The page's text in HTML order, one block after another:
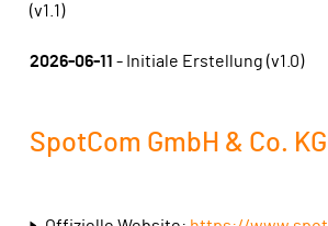
(v1.1)
2026-06-11 - Initiale Erstellung (v1.0)
SpotCom GmbH & Co.